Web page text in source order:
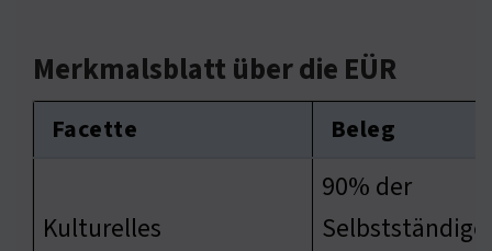
Merkmalsblatt über die EÜR
Facette Beleg
Kulturelles
90% der